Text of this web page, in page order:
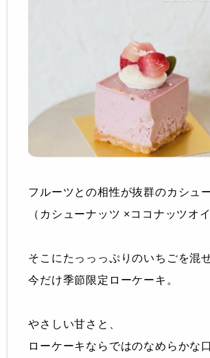
フルーツとの相性が抜群のカシュ
（カシューナッツ ×ココナッツオ
そこにたっっっぷりのいちごを混
今だけ季節限定ローケーキ。
やさしい甘さと、
ローケーキならではのなめらかな